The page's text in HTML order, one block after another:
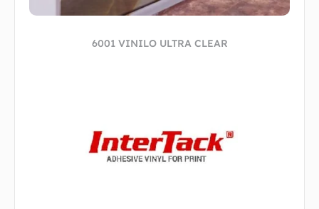
6001 VINILO ULTRA CLEAR